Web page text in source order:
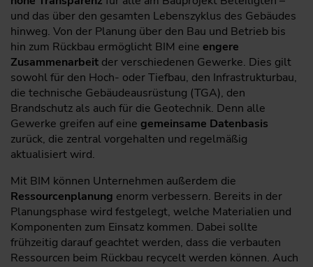
und das über den gesamten Lebenszyklus des Gebäudes
hinweg. Von der Planung über den Bau und Betrieb bis
hin zum Rückbau ermöglicht BIM eine engere
Zusammenarbeit der verschiedenen Gewerke. Dies gilt
sowohl für den Hoch- oder Tiefbau, den Infrastrukturbau,
die technische Gebäudeausrüstung (TGA), den
Brandschutz als auch für die Geotechnik. Denn alle
Gewerke greifen auf eine gemeinsame Datenbasis
zurück, die zentral vorgehalten und regelmäßig
aktualisiert wird.
Mit BIM können Unternehmen außerdem die
Ressourcenplanung enorm verbessern. Bereits in der
Planungsphase wird festgelegt, welche Materialien und
Komponenten zum Einsatz kommen. Dabei sollte
frühzeitig darauf geachtet werden, dass die verbauten
Ressourcen beim Rückbau recycelt werden können. Auch